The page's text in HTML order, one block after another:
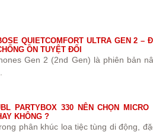
QUIETCOMFORT ULTRA GEN 2 –
ỒN TUYỆT ĐỐI
Gen 2 (2nd Gen) là phiên bản
PARTYBOX 330 NÊN CHỌN
KHÔNG ?
phân khúc loa tiệc tùng di động,